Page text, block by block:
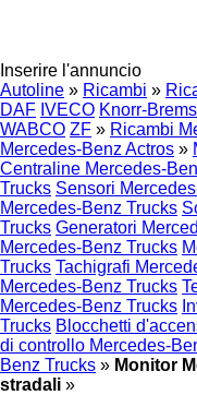
Inserire l'annuncio
Autoline » Ricambi »
DAF IVECO Knorr-
WABCO ZF » Ricambi
Mercedes-Benz Actros »
Centraline Mercedes-
Trucks Sensori
Mercedes-Benz Trucks
Trucks Generatori
Mercedes-Benz Trucks
Trucks Tachigrafi
Mercedes-Benz Trucks
Mercedes-Benz Trucks
Trucks Blocchetti
di controllo Mercedes-
Benz Trucks » Monitor
stradali »